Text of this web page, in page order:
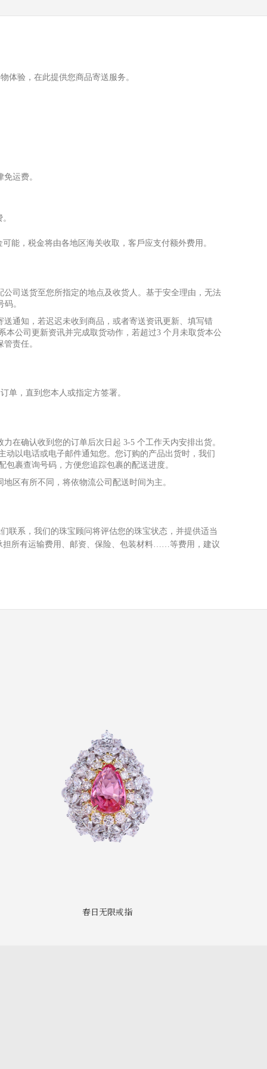
体验，在此提供您商品寄送服务。
免运费。
可能，税⾦将由各地区海关收取，客 ⼾应⽀付额外费⽤ 。
公司送货⾄您所指定的地点及收货⼈ 。基于安全理由，无法
。
送通知，若迟迟未收到商品，或者寄送资讯更新、填写错
公司更新资讯并完成取货动作，若超过3 个 ⽉ 未取货本公
责任。
单，直到您本 ⼈或指定⽅签署。
⼒在确认收到您的订单后次 ⽇ 起 3-5 个⼯作天内安排出货。
动以电话或电⼦邮件通知您。您订购的产品出货时，我们
包裹查询号码， ⽅便您追踪包裹的配送进度。
区有所不同，将依物流公司配送时间为主。
联系，我们的珠宝顾问将评估您的珠宝状态，并提供适当
担所有运输费⽤ 、邮资、保险、包装材料……等费⽤ ，建议
春日无限戒指